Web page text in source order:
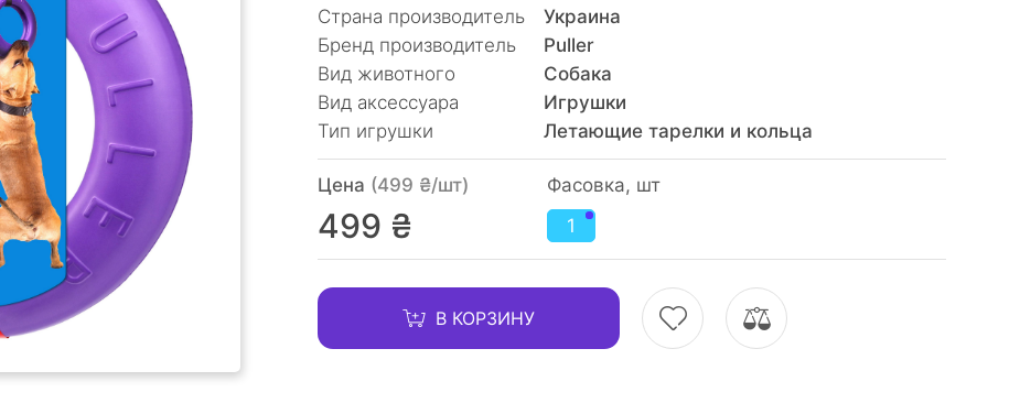
Страна производитель
Украина
Бренд производитель
Puller
Вид животного
Собака
Вид аксессуара
Игрушки
Тип игрушки
Летающие тарелки и кольца
Цена (499 ₴/шт)
499 ₴
Фасовка, шт
1
В КОРЗИНУ